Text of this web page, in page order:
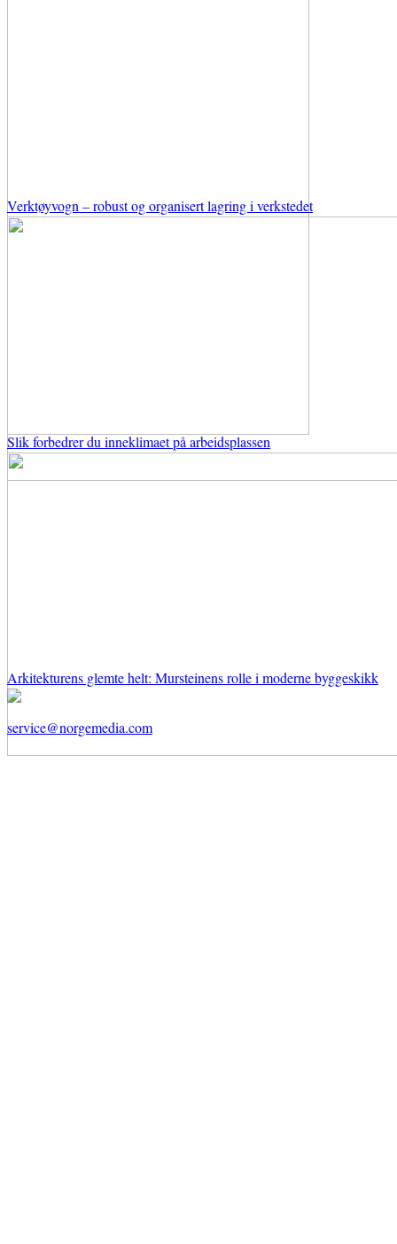
Verktøyvogn – robust og organisert lagring i verkstedet
Slik forbedrer du inneklimaet på arbeidsplassen
Arkitekturens glemte helt: Mursteinens rolle i moderne byggeskikk
service@norgemedia.com